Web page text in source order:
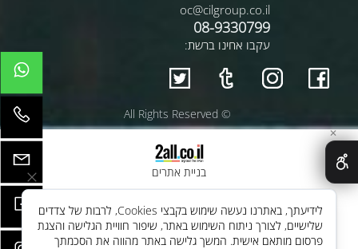
oc@cilgroup.co.il
08-9330799
עקבו אחינו ברשת:
© All Rights Reserved
בניית אתרים
✕
לידיעתך, באתרנו נעשה שימוש בקבצי Cookies, לרבות של צדדים
שלישיים, לצורך ניתוח השימוש באתר, שיפור חוויית הגלישה והצגת
פרסום מותאם אישית. המשך גלישה באתר מהווה את הסכמתך